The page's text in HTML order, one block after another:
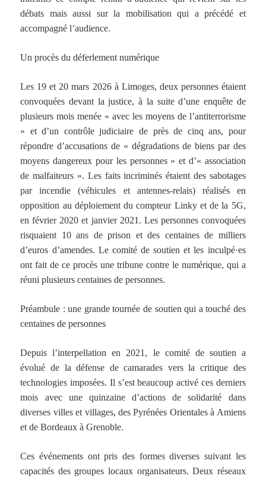
débats mais aussi sur la mobilisation qui a précédé et
accompagné l’audience.
Un procès du déferlement numérique
Les 19 et 20 mars 2026 à Limoges, deux personnes étaient
convoquées devant la justice, à la suite d’une enquête de
plusieurs mois menée « avec les moyens de l’antiterrorisme
» et d’un contrôle judiciaire de près de cinq ans, pour
répondre d’accusations de « dégradations de biens par des
moyens dangereux pour les personnes » et d’« association
de malfaiteurs ». Les faits incriminés étaient des sabotages
par incendie (véhicules et antennes-relais) réalisés en
opposition au déploiement du compteur Linky et de la 5G,
en février 2020 et janvier 2021. Les personnes convoquées
risquaient 10 ans de prison et des centaines de milliers
d’euros d’amendes. Le comité de soutien et les inculpé·es
ont fait de ce procès une tribune contre le numérique, qui a
réuni plusieurs centaines de personnes.
Préambule : une grande tournée de soutien qui a touché des
centaines de personnes
Depuis l’interpellation en 2021, le comité de soutien a
évolué de la défense de camarades vers la critique des
technologies imposées. Il s’est beaucoup activé ces derniers
mois avec une quinzaine d’actions de solidarité dans
diverses villes et villages, des Pyrénées Orientales à Amiens
et de Bordeaux à Grenoble.
Ces événements ont pris des formes diverses suivant les
capacités des groupes locaux organisateurs. Deux réseaux